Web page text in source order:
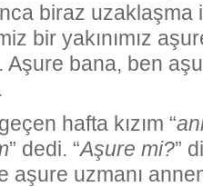
biraz uzaklaşma
bir yakınımız
Aşure bana, ben
hafta kızım “
” dedi. “Aşure mi?”
aşure uzmanı